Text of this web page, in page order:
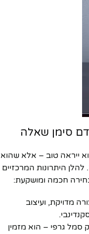
סימן שאלה
ייראה טוב – אלא שהוא
היתרונות המרכזיים
חכמה ומושקעת:
מדויקת, ועיצוב
סמל גרפי – הוא מזמין